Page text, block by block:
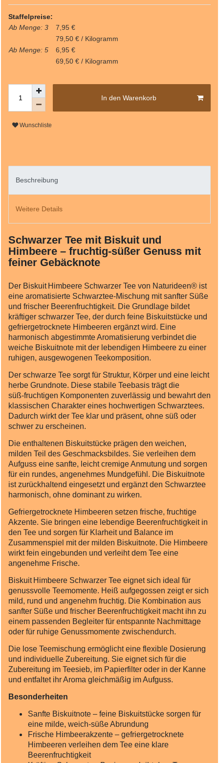
Staffelpreise:
Ab Menge: 3
7,95 €
79,50 € / Kilogramm
Ab Menge: 5
6,95 €
69,50 € / Kilogramm
In den Warenkorb
Wunschliste
Beschreibung
Weitere Details
Schwarzer Tee mit Biskuit und
Himbeere – fruchtig-süßer Genuss mit
feiner Gebäcknote
Der Biskuit Himbeere Schwarzer Tee von Naturideen® ist
eine aromatisierte Schwarztee‑Mischung mit sanfter Süße
und frischer Beerenfruchtigkeit. Die Grundlage bildet
kräftiger schwarzer Tee, der durch feine Biskuitstücke und
gefriergetrocknete Himbeeren ergänzt wird. Eine
harmonisch abgestimmte Aromatisierung verbindet die
weiche Biskuitnote mit der lebendigen Himbeere zu einer
ruhigen, ausgewogenen Teekomposition.
Der schwarze Tee sorgt für Struktur, Körper und eine leicht
herbe Grundnote. Diese stabile Teebasis trägt die
süß‑fruchtigen Komponenten zuverlässig und bewahrt den
klassischen Charakter eines hochwertigen Schwarztees.
Dadurch wirkt der Tee klar und präsent, ohne süß oder
schwer zu erscheinen.
Die enthaltenen Biskuitstücke prägen den weichen,
milden Teil des Geschmacksbildes. Sie verleihen dem
Aufguss eine sanfte, leicht cremige Anmutung und sorgen
für ein rundes, angenehmes Mundgefühl. Die Biskuitnote
ist zurückhaltend eingesetzt und ergänzt den Schwarztee
harmonisch, ohne dominant zu wirken.
Gefriergetrocknete Himbeeren setzen frische, fruchtige
Akzente. Sie bringen eine lebendige Beerenfruchtigkeit in
den Tee und sorgen für Klarheit und Balance im
Zusammenspiel mit der milden Biskuitnote. Die Himbeere
wirkt fein eingebunden und verleiht dem Tee eine
angenehme Frische.
Biskuit Himbeere Schwarzer Tee eignet sich ideal für
genussvolle Teemomente. Heiß aufgegossen zeigt er sich
mild, rund und angenehm fruchtig. Die Kombination aus
sanfter Süße und frischer Beerenfruchtigkeit macht ihn zu
einem passenden Begleiter für entspannte Nachmittage
oder für ruhige Genussmomente zwischendurch.
Die lose Teemischung ermöglicht eine flexible Dosierung
und individuelle Zubereitung. Sie eignet sich für die
Zubereitung im Teesieb, im Papierfilter oder in der Kanne
und entfaltet ihr Aroma gleichmäßig im Aufguss.
Besonderheiten
Sanfte Biskuitnote – feine Biskuitstücke sorgen für
eine milde, weich‑süße Abrundung
Frische Himbeerakzente – gefriergetrocknete
Himbeeren verleihen dem Tee eine klare
Beerenfruchtigkeit